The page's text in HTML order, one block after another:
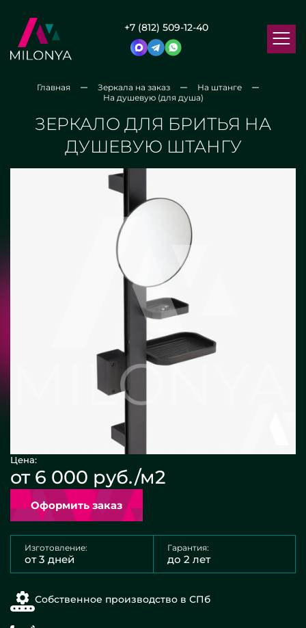
+7 (812) 509-12-40
Главная Зеркала на заказ
На штанге
На душевую (для душа)
ЗЕРКАЛО ДЛЯ БРИТЬЯ НА
ДУШЕВУЮ ШТАНГУ
Цена:
от 6 000 руб./м2
Оформить заказ
Изготовление:
от 3 дней
Гарантия:
до 2 лет
Собственное производство в СПб